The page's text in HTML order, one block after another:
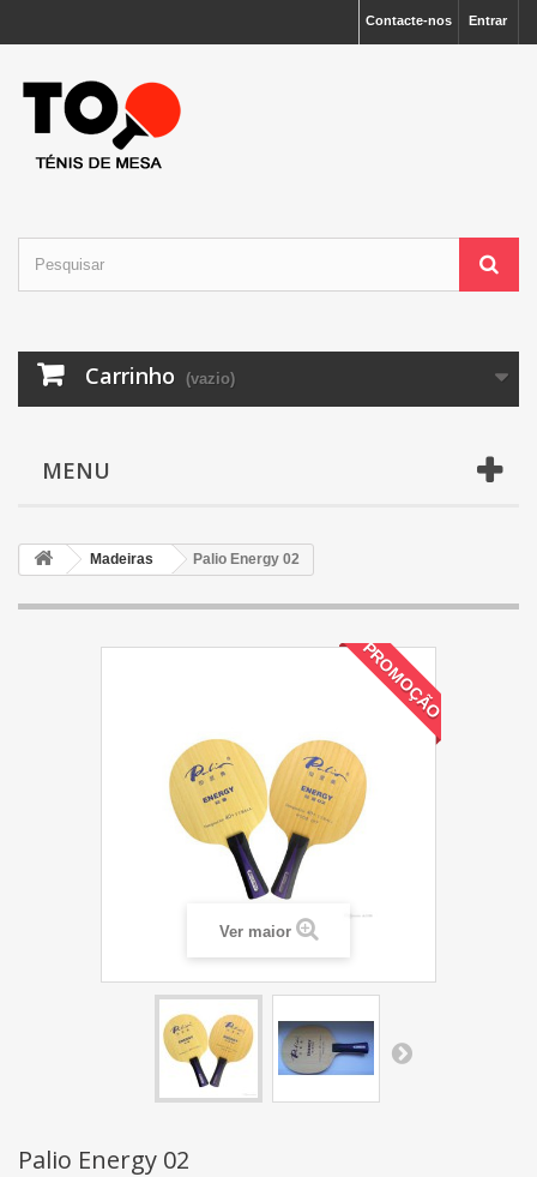
Entrar
Contacte-nos
Carrinho (vazio)
MENU
Madeiras Palio Energy 02
PROMOÇÃO
Ver maior
Palio Energy 02